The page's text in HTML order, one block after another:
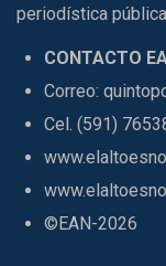
periodística
CONTACTO
Correo:
Cel. (591)
©EAN-2026